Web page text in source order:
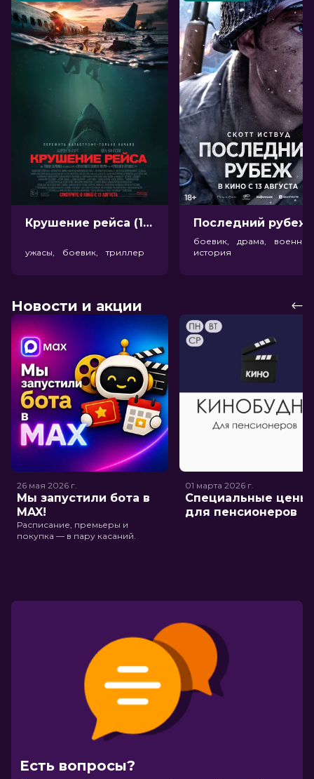
Крушение рейса (18+)
ужасы, боевик, триллер
боевик, драма,
история
Новости и акции
26 мая 2026 г.
Мы запустили бота в
MAX!
Расписание, премьеры и
покупка — в пару касаний.
01 марта 2026 г.
Специальные цены
для пенсионеров
Есть вопросы?